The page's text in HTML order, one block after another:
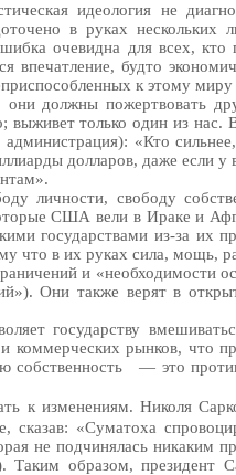
идеология не
в руках
очевидна для всех,
впечатление, будто
к этому
должны пожертвовать
выживет только один из
«Кто
долларов, даже если
личности, свободу
США вели в Ираке и
государствами из-за их
что в их руках сила, мощь,
и
Они также верят в
государству
рынков, что
собственность
— это
к изменениям. Николя
сказав: «Суматоха
не подчинялась никаким
образом, президент